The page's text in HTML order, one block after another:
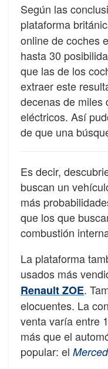
Según las
plataforma
online de coches
hasta 30
que las de los
extraer este
decenas de miles
eléctricos. Así
de que una
Es decir,
buscan un
más
que los que
combustión
La plataforma
usados más
Renault ZOE.
elocuentes. La
venta varía entre
más que el
popular: el